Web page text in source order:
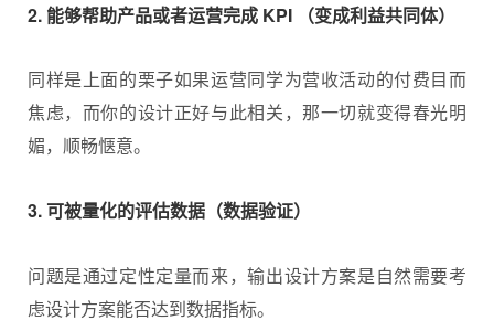
2. 能够帮助产品或者运营完成 KPI （变成利益共同体）
同样是上面的栗子如果运营同学为营收活动的付费目而
焦虑，而你的设计正好与此相关，那一切就变得春光明
媚，顺畅惬意。
3. 可被量化的评估数据（数据验证）
问题是通过定性定量而来，输出设计方案是自然需要考
虑设计方案能否达到数据指标。